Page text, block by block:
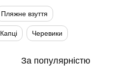
Пляжне взуття
Капці Черевики
За популярністю